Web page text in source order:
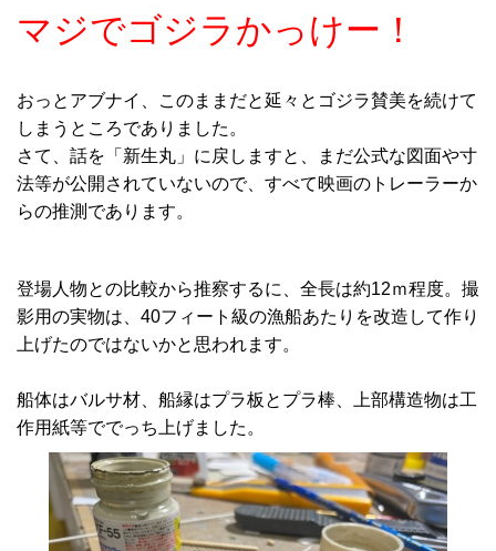
マジでゴジラかっけー！
おっとアブナイ、このままだと延々とゴジラ賛美を続けて
しまうところでありました。
さて、話を「新生丸」に戻しますと、まだ公式な図面や寸
法等が公開されていないので、すべて映画のトレーラーか
らの推測であります。
登場人物との比較から推察するに、全長は約12ｍ程度。撮
影用の実物は、40フィート級の漁船あたりを改造して作り
上げたのではないかと思われます。
船体はバルサ材、船縁はプラ板とプラ棒、上部構造物は工
作用紙等ででっち上げました。